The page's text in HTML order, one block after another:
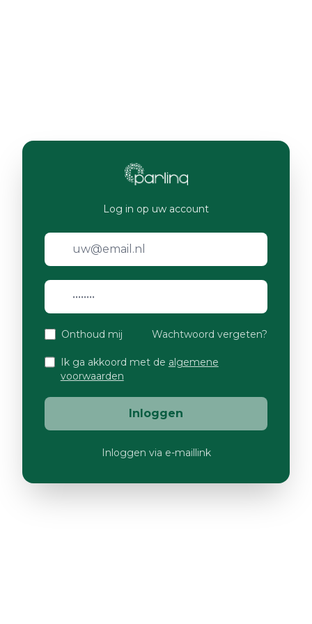
Log in op uw account
Onthoud mij Wachtwoord vergeten?
Ik ga akkoord met de algemene
voorwaarden
Inloggen
Inloggen via e-maillink